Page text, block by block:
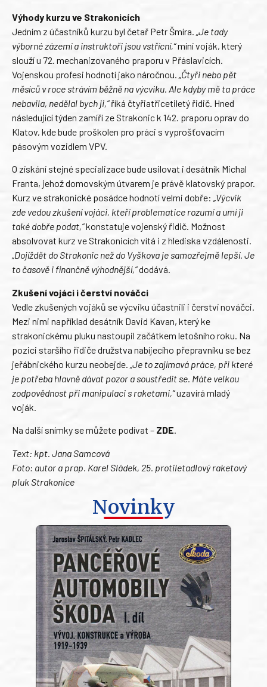
Výhody kurzu ve Strakonicích
Jedním z účastníků kurzu byl četař Petr Šmíra. „Je tady
výborné zázemí a instruktoři jsou vstřícní,“míní voják, který
slouží u 72. mechanizovaného praporu v Přáslavicích.
Vojenskou profesi hodnotí jako náročnou. „Čtyři nebo pět
měsíců v roce strávím běžně na výcviku. Ale kdyby mě ta práce
nebavila, nedělal bych ji,“říká čtyřiatřicetiletý řidič. Hned
následující týden zamíří ze Strakonic k 142. praporu oprav do
Klatov, kde bude proškolen pro práci s vyprošťovacím
pásovým vozidlem VPV.
O získání stejné specializace bude usilovat i desátník Michal
Franta, jehož domovským útvarem je právě klatovský prapor.
Kurz ve strakonické posádce hodnotí velmi dobře: „Výcvik
zde vedou zkušení vojáci, kteří problematice rozumí a umí ji
také dobře podat,“konstatuje vojenský řidič. Možnost
absolvovat kurz ve Strakonicích vítá i z hlediska vzdálenosti.
„Dojíždět do Strakonic než do Vyškova je samozřejmě lepší. Je
to časově i finančně výhodnější,“dodává.
Zkušení vojáci i čerství nováčci
Vedle zkušených vojáků se výcviku účastnili i čerství nováčci.
Mezi nimi například desátník David Kavan, který ke
strakonickému pluku nastoupil začátkem letošního roku. Na
pozici staršího řidiče družstva nabíjecího přepravníku se bez
jeřábnického kurzu neobejde. „Je to zajímavá práce, při které
je potřeba hlavně dávat pozor a soustředit se. Máte velkou
zodpovědnost při manipulaci s raketami,“uzavírá mladý
voják.
Na další snímky se můžete podívat – ZDE.
Text: kpt. Jana Samcová
Foto: autor a prap. Karel Sládek, 25. protiletadlový raketový
pluk Strakonice
Novinky